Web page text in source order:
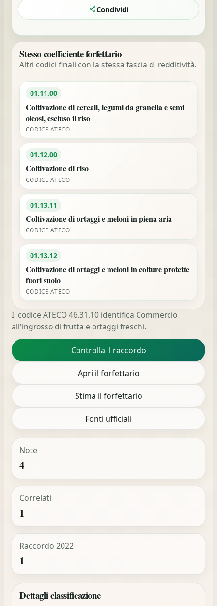
Condividi
Stesso coefficiente forfettario
Altri codici finali con la stessa fascia di redditività.
01.11.00
Coltivazione di cereali, legumi da granella e semi
oleosi, escluso il riso
CODICE ATECO
01.12.00
Coltivazione di riso
CODICE ATECO
01.13.11
Coltivazione di ortaggi e meloni in piena aria
CODICE ATECO
01.13.12
Coltivazione di ortaggi e meloni in colture protette
fuori suolo
CODICE ATECO
Il codice ATECO 46.31.10 identifica Commercio
all'ingrosso di frutta e ortaggi freschi.
Controlla il raccordo
Apri il forfettario
Stima il forfettario
Fonti ufficiali
Note
4
Correlati
1
Raccordo 2022
1
Dettagli classificazione